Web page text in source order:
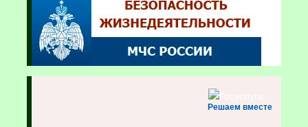
Решаем вместе